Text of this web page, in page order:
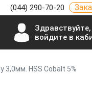
(044) 290-70-20
Здравствуйте,
войдите в
3,0мм. HSS Cobalt 5%